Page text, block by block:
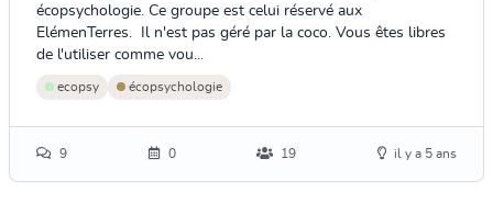
écopsychologie. Ce groupe est celui réservé aux
ElémenTerres. Il n'est pas géré par la coco. Vous êtes libres
de l'utiliser comme vou...
ecopsy écopsychologie
9 0 19 il y a 5 ans